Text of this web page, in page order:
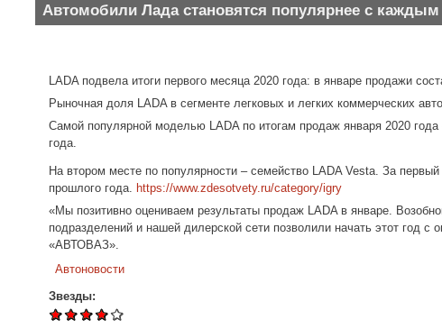
Автомобили Лада становятся популярнее с
LADA подвела итоги первого месяца 2020 года: в январе продажи
Рыночная доля LADA в сегменте легковых и легких коммерческих
Самой популярной моделью LADA по итогам продаж января 2020
года.
На втором месте по популярности – семейство LADA Vesta. За
прошлого года.
https://www.zdesotvety.ru/category/igry
«Мы позитивно оцениваем результаты продаж LADA в январе.
подразделений и нашей дилерской сети позволили начать этот год
«АВТОВАЗ».
Автоновости
Звезды: